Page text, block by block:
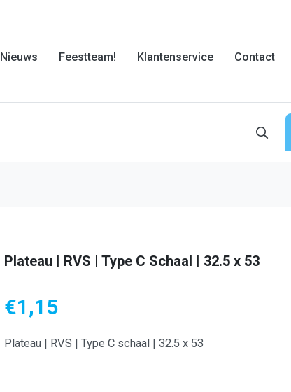
Nieuws Feestteam! Klantenservice Contact
Plateau | RVS | Type C Schaal | 32.5 x 53
€1,15
Plateau | RVS | Type C schaal | 32.5 x 53